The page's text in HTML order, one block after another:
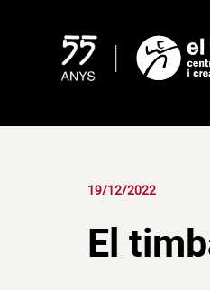
19/12/2022
El